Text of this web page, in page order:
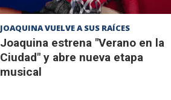
JOAQUINA VUELVE A SUS RAÍCES
Joaquina estrena "Verano en la
Ciudad" y abre nueva etapa
musical